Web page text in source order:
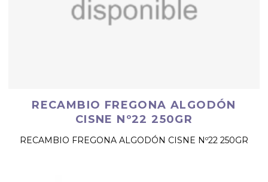
RECAMBIO FREGONA ALGODÓN
CISNE Nº22 250GR
RECAMBIO FREGONA ALGODÓN CISNE Nº22 250GR